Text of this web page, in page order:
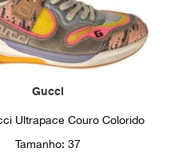
Gucci
Ultrapace Couro Colorido
Tamanho: 37